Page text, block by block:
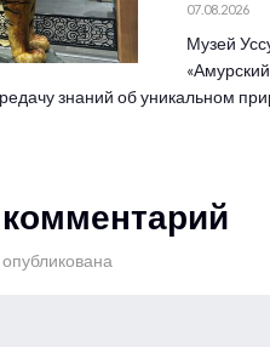
07.08.2026
Музей
знаний об уникальном